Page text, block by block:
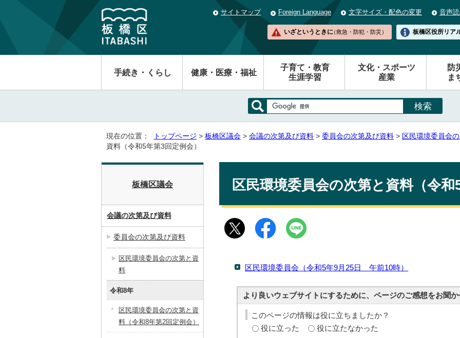
サイトマップ Foreign Language 文字サイズ・配色の変更 音声
いざというときに（救急・防犯・防災） 板橋区役所リア
手続き・くらし 健康・医療・福祉
子育て・教育
生涯学習
文化・スポーツ
産業
防
ま
現在の位置： トップページ > 板橋区議会 > 会議の次第及び資料 > 委員会の次第及び資料 > 区民環境委員会
資料（令和5年第3回定例会）
区民環境委員会の次第と資料（令和
区民環境委員会（令和5年9月25日 午前10時）
より良いウェブサイトにするために、ページのご感想をお聞か
このページの情報は役に立ちましたか？
役に立った
役に立たなかった
板橋区議会
会議の次第及び資料
委員会の次第及び資料
区民環境委員会の次第と資
料
令和8年
区民環境委員会の次第と資
料（令和8年第2回定例会）